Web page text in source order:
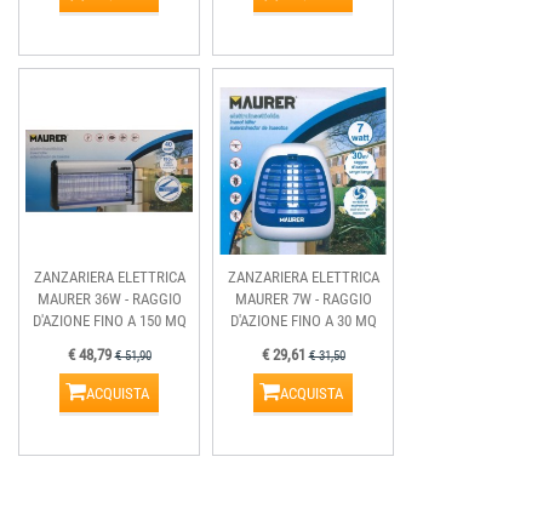
ZANZARIERA ELETTRICA
MAURER 36W - RAGGIO
D'AZIONE FINO A 150 MQ
€ 48,79€ 51,90
ACQUISTA
ZANZARIERA ELETTRICA
MAURER 7W - RAGGIO
D'AZIONE FINO A 30 MQ
€ 29,61€ 31,50
ACQUISTA